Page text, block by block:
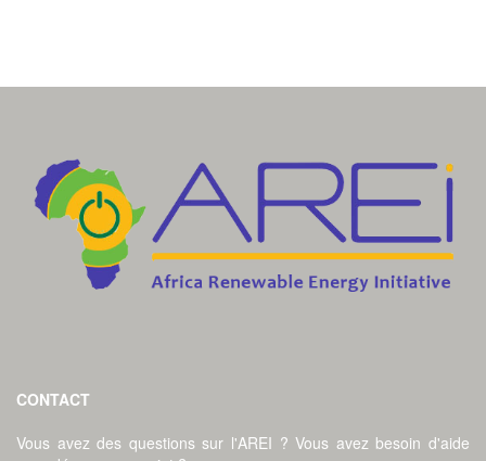
CONTACT
Vous avez des questions sur l'AREI ? Vous avez besoin d'aide